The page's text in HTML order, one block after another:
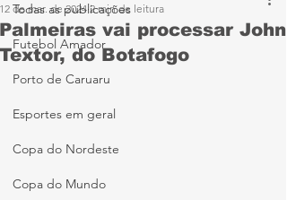
Todas as publicações
Futebol Amador
Porto de Caruaru
Esportes em geral
Copa do Nordeste
Copa do Mundo
Palmeiras vai processar John
Textor, do Botafogo
12 de mar. de 2024 2 min de leitura